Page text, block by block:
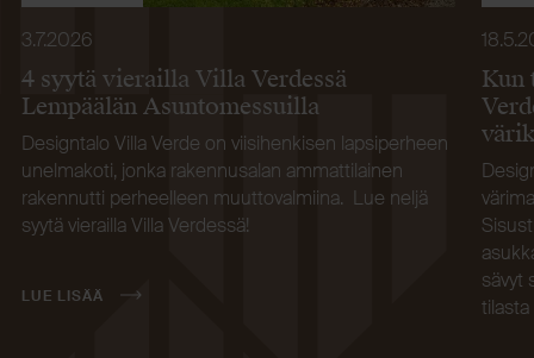
3.7.2026
4 syytä vierailla Villa Verdessä
Lempäälän Asuntomessuilla
Designtalo Villa Verde on viisihenkisen lapsiperheen
unelmakoti, jonka rakennusalan ammattilainen
rakennutti perheelleen muuttovalmiina. Lue neljä
syytä vierailla Villa Verdessä!
LUE LISÄÄ
Kun
sävyt